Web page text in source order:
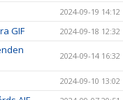
2024-09-19 14:12
GIF 2024-09-18 12:32
2024-09-14 16:32
2024-09-10 13:02